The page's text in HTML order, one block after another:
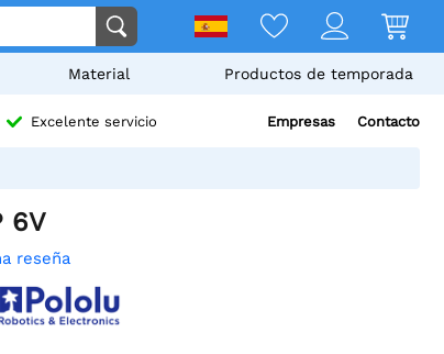
Material Productos de temporada
Excelente servicio Empresas Contacto
6V
reseña